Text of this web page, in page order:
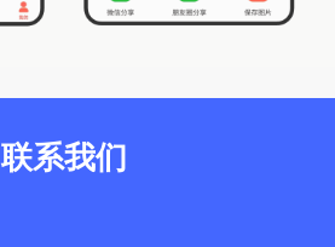
联系我们